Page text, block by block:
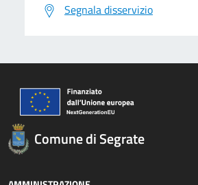
Segnala disservizio
Comune di Segrate